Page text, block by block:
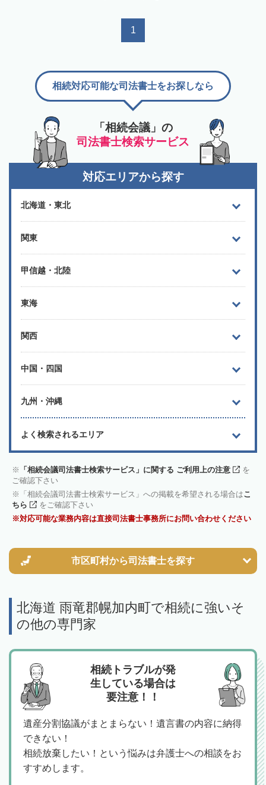
1
「相続会議」の
司法書士検索サービス
相続対応可能な司法書士をお探しなら
対応エリアから探す
北海道・東北
関東
甲信越・北陸
東海
関西
中国・四国
九州・沖縄
よく検索されるエリア
「相続会議司法書士検索サービス」に関する ご利用上の注意
を
ご確認下さい
「相続会議司法書士検索サービス」への掲載を希望される場合はこ
ちら
をご確認下さい
対応可能な業務内容は直接司法書士事務所にお問い合わせください
市区町村から司法書士を探す
北海道 雨竜郡幌加内町で相続に強いそ
の他の専門家
相続トラブルが発
生している場合は
要注意！！
遺産分割協議がまとまらない！遺言書の内容に納得
できない！
相続放棄したい！という悩みは弁護士への相談をお
すすめします。